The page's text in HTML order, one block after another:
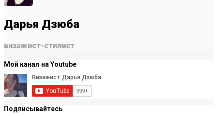
Дарья Дзюба
визажист-стилист
Мой канал на Youtube
Подписывайтесь